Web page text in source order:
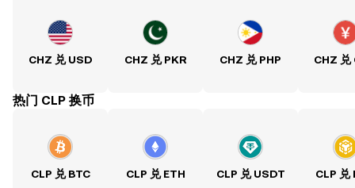
CHZ 兑 USD CHZ 兑 PKR CHZ 兑 PHP CHZ 兑
热门 CLP 换币
CLP 兑 BTC CLP 兑 ETH CLP 兑 USDT CLP 兑